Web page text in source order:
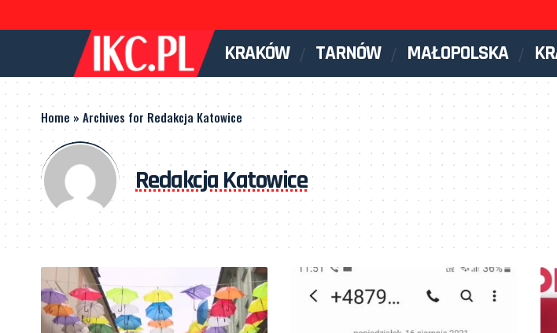
KRAKÓW TARNÓW MAŁOPOLSKA
Home » Archives for Redakcja Katowice
Redakcja Katowice